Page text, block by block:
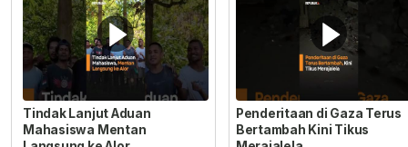
Tindak Lanjut Aduan
Mahasiswa Mentan
Penderitaan di Gaza Terus
Bertambah Kini Tikus